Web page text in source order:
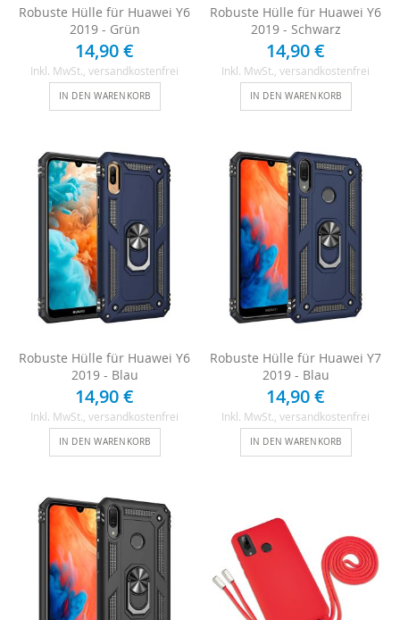
Robuste Hülle für Huawei Y6
2019 - Grün
14,90 €
Inkl. MwSt. , versandkostenfrei
IN DEN WARENKORB
Robuste Hülle für Huawei Y6
2019 - Schwarz
14,90 €
Inkl. MwSt. , versandkostenfrei
IN DEN WARENKORB
Robuste Hülle für Huawei Y6
2019 - Blau
14,90 €
Inkl. MwSt., versandkostenfrei
IN DEN WARENKORB
Robuste Hülle für Huawei Y7
2019 - Blau
14,90 €
Inkl. MwSt., versandkostenfrei
IN DEN WARENKORB